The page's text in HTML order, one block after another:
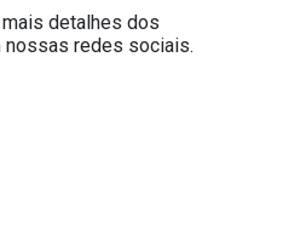
detalhes dos
redes sociais.